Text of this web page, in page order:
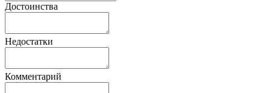
Достоинства
Недостатки
Комментарий